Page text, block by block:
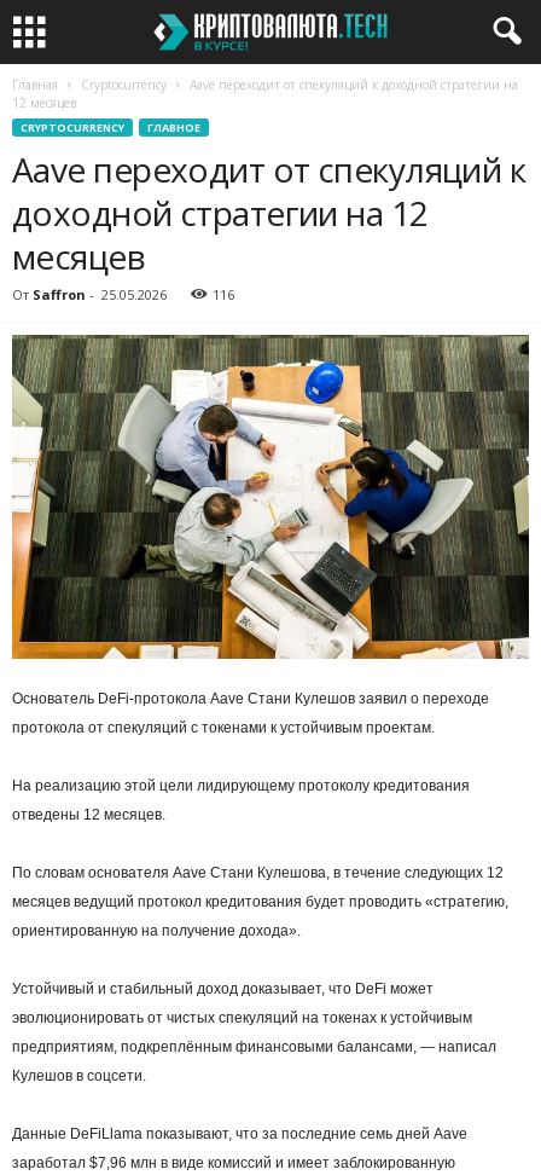
Главная Cryptocurrency
Aave переходит от спекуляций к доходной стратегии на
12 месяцев
CRYPTOCURRENCY ГЛАВНОЕ
Aave переходит от спекуляций к
доходной стратегии на 12
месяцев
От Saffron - 25.05.2026 116
Основатель DeFi-протокола Aave Стани Кулешов заявил о переходе
протокола от спекуляций с токенами к устойчивым проектам.
На реализацию этой цели лидирующему протоколу кредитования
отведены 12 месяцев.
По словам основателя Aave Стани Кулешова, в течение следующих 12
месяцев ведущий протокол кредитования будет проводить «стратегию,
ориентированную на получение дохода».
Устойчивый и стабильный доход доказывает, что DeFi может
эволюционировать от чистых спекуляций на токенах к устойчивым
предприятиям, подкреплённым финансовыми балансами, — написал
Кулешов в соцсети.
Данные DeFiLlama показывают, что за последние семь дней Aave
заработал $7,96 млн в виде комиссий и имеет заблокированную